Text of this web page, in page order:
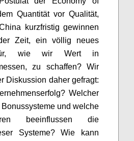
Quantität vor Qualität,
kurzfristig gewinnen
Zeit, ein völlig neues
wie wir Wert in
zu
schaffen?
Wir
Diskussion daher gefragt:
Welcher
und welche
beeinflussen die
Systeme? Wie
kann